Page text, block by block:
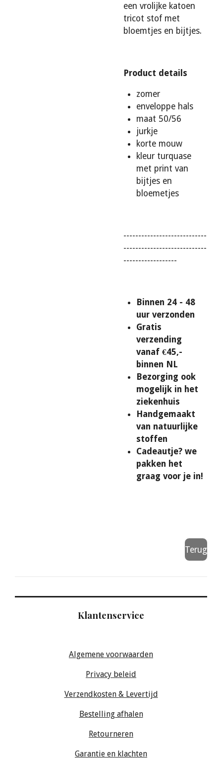
een vrolijke katoen
tricot stof met
bloemtjes en bijtjes.
Product details
zomer
enveloppe hals
maat 50/56
jurkje
korte mouw
kleur turquase
met print van
bijtjes en
bloemetjes
----------------------------
----------------------------
------------------
Binnen 24 - 48
uur verzonden
Gratis
verzending
vanaf €45,-
binnen NL
Bezorging ook
mogelijk in het
ziekenhuis
Handgemaakt
van natuurlijke
stoffen
Cadeautje? we
pakken het
graag voor je in!
Terug
Klantenservice
Algemene voorwaarden
Privacy beleid
Verzendkosten & Levertijd
Bestelling afhalen
Retourneren
Garantie en klachten